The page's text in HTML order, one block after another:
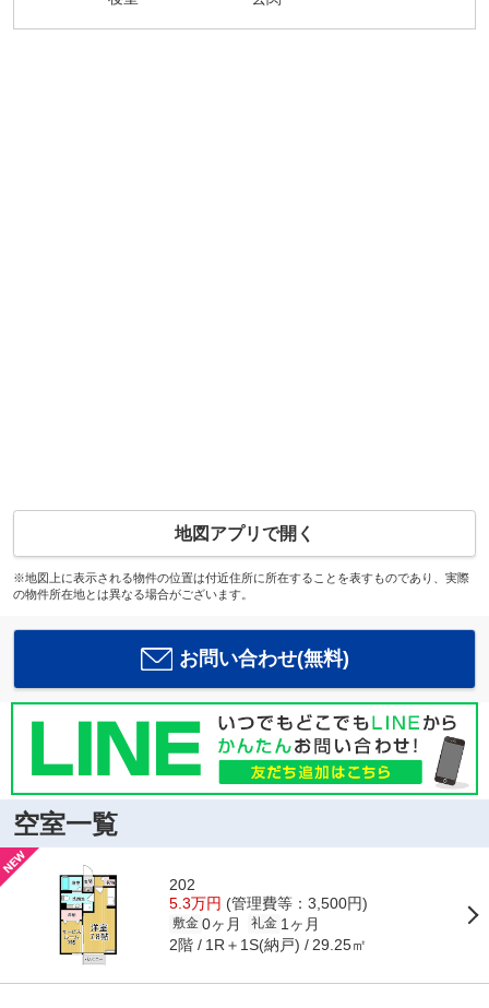
地図アプリで開く
※地図上に表示される物件の位置は付近住所に所在することを表すものであり、実際
の物件所在地とは異なる場合がございます。
お問い合わせ(無料)
空室一覧
202
5.3万円 (管理費等：3,500円)
敷金 0ヶ月 礼金 1ヶ月
2階 1R＋1S(納戸) 29.25㎡